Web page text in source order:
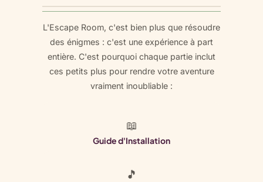
L'Escape Room, c'est bien plus que résoudre
des énigmes : c'est une expérience à part
entière. C'est pourquoi chaque partie inclut
ces petits plus pour rendre votre aventure
vraiment inoubliable :
📖
Guide d'Installation
🎵